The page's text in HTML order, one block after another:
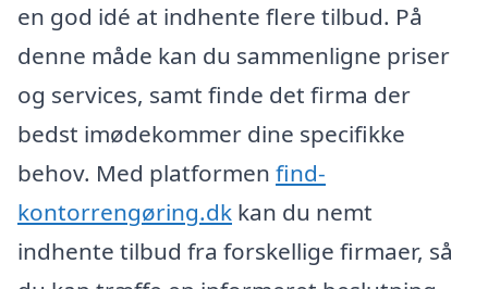
en god idé at indhente flere tilbud. På
denne måde kan du sammenligne priser
og services, samt finde det firma der
bedst imødekommer dine specifikke
behov. Med platformen find-
kontorrengøring.dk kan du nemt
indhente tilbud fra forskellige firmaer, så